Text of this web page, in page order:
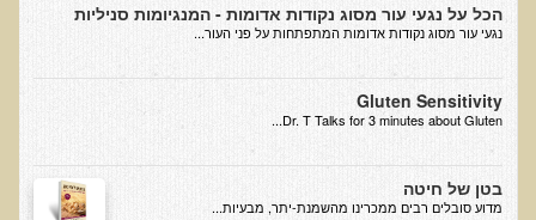
Skin Lecture
קצרצרים
קליפ נפאל
הסבר קצר על ויטמין B12
הכל על נגעי עור מסוג נקודות אדומות - המנגיומות סניליות
נגעי עור מסוג נקודות אדומות המתפתחות על פני העור...
Gluten Sensitivity
Dr. T Talks for 3 minutes about Gluten...
בטן של חיטה
​מדוע סובלים רבים ממכרינו מהשמנת-יתר, מבעיות...